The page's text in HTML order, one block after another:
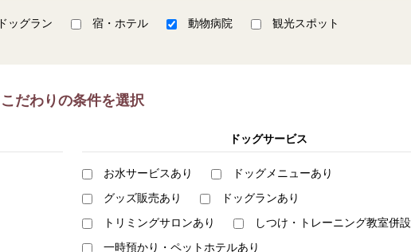
ドッグラン 宿・ホテル 動物病院
観光スポット
こだわりの条件を選択
ドッグサービス
お水サービスあり
ドッグメニューあり
グッズ販売あり
ドッグランあり
トリミングサロンあり
しつけ・トレーニング教室併設
一時預かり・ペットホテルあり